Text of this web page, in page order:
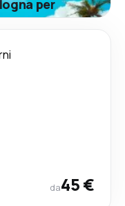
per
da45 €